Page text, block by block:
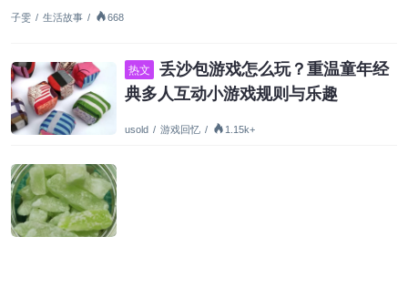
子雯 / 生活故事 / 668
热文
丢沙包游戏怎么玩？重温童年经
典多人互动小游戏规则与乐趣
usold / 游戏回忆 / 1.15k+